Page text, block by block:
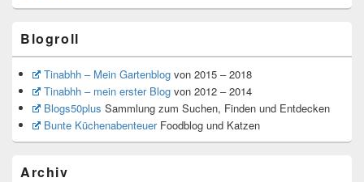
Blogroll
Tinabhh – Mein Gartenblogvon 2015 – 2018
Tinabhh – mein erster Blogvon 2012 – 2014
Blogs50plus Sammlung zum Suchen, Finden und Entdecken
Bunte KüchenabenteuerFoodblog und Katzen
Archiv